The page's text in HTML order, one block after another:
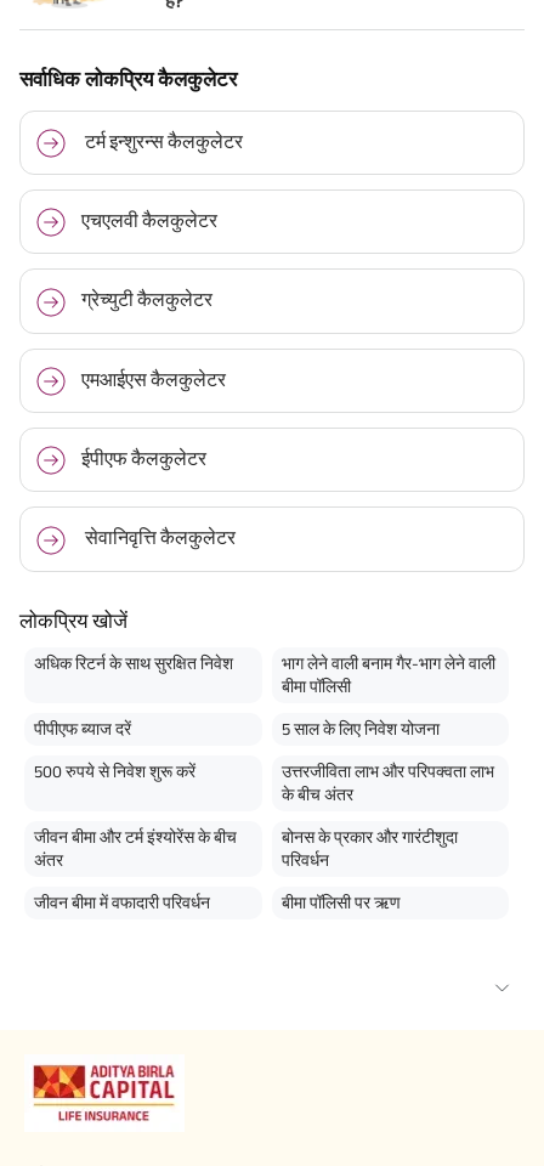
सर्वाधिक लोकप्रिय कैलकुलेटर
टर्म इन्शुरन्स कैलकुलेटर
एचएलवी कैलकुलेटर
ग्रेच्युटी कैलकुलेटर
एमआईएस कैलकुलेटर
ईपीएफ कैलकुलेटर
सेवानिवृत्ति कैलकुलेटर
लोकप्रिय खोजें
अधिक रिटर्न के साथ सुरक्षित निवेश
भाग लेने वाली बनाम गैर-भाग लेने वाली
बीमा पॉलिसी
पीपीएफ ब्याज दरें 5 साल के लिए निवेश योजना
500 रुपये से निवेश शुरू करें
उत्तरजीविता लाभ और परिपक्वता लाभ
के बीच अंतर
जीवन बीमा और टर्म इंश्योरेंस के बीच
अंतर
बोनस के प्रकार और गारंटीशुदा
परिवर्धन
जीवन बीमा में वफादारी परिवर्धन बीमा पॉलिसी पर ऋण